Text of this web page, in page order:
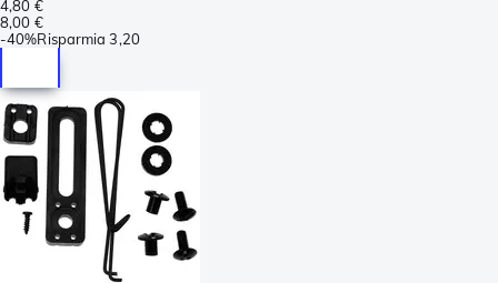
4,80 €
8,00 €
-40%Risparmia 3,20